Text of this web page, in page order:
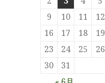
9
10 11 12
16
17 18 19
23
24 25 26
30
31